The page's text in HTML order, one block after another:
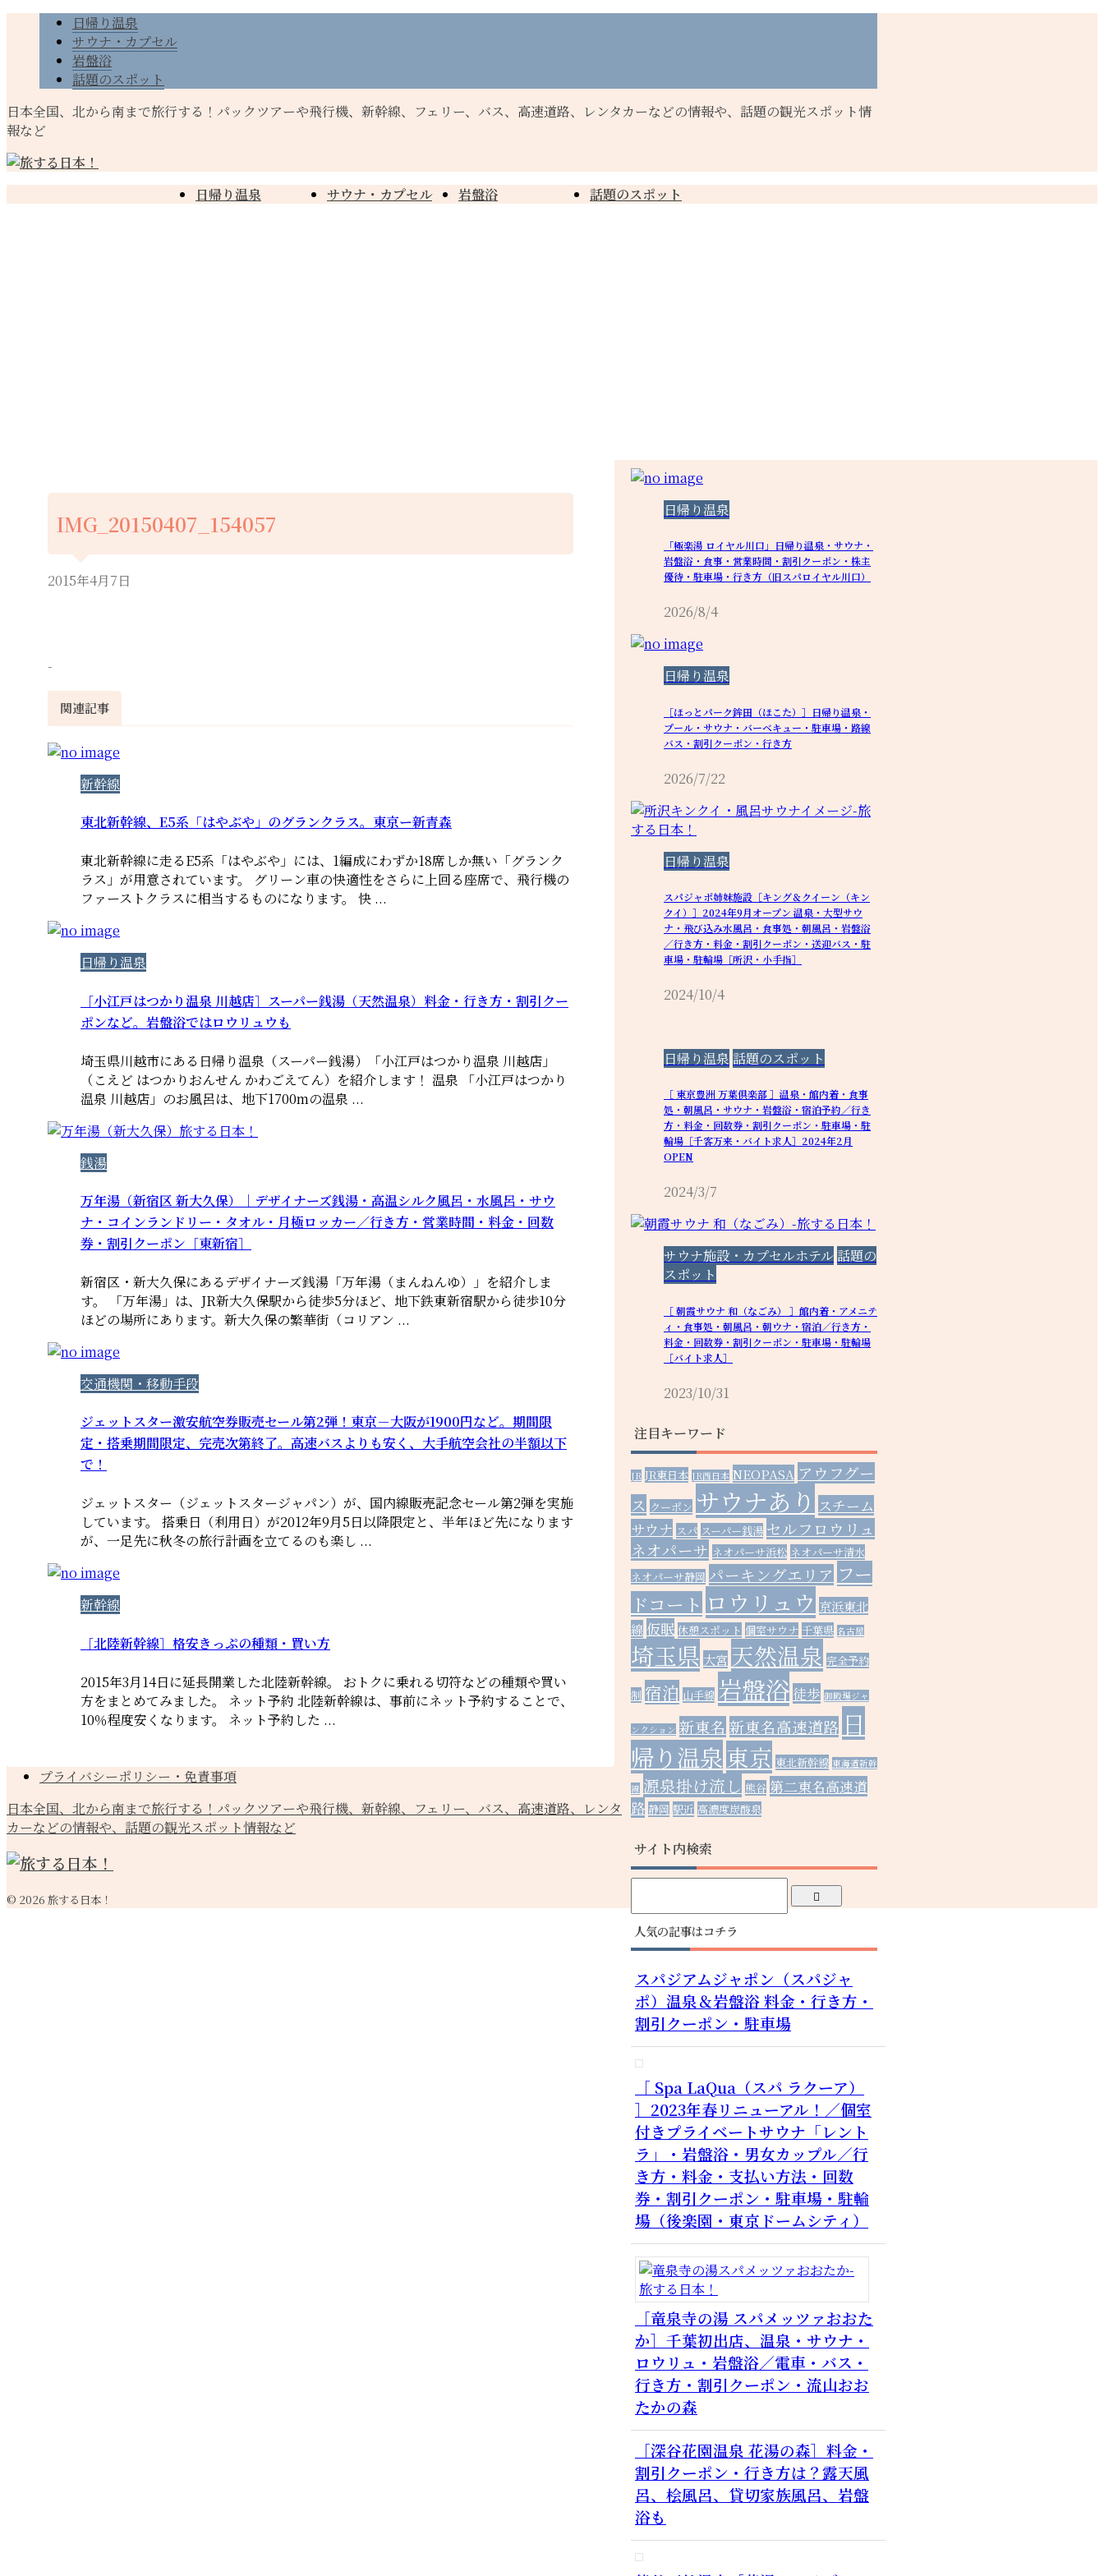
日帰り温泉
サウナ・カプセル
岩盤浴
話題のスポット
日本全国、北から南まで旅行する！パックツアーや飛行機、新幹線、フェリー、バス、高速道路、レンタカーなどの情報や、話題の観光スポット情
報など
日帰り温泉 サウナ・カプセル 岩盤浴 話題のスポット
IMG_20150407_154057
2015年4月7日
-
関連記事
新幹線
東北新幹線、E5系「はやぶや」のグランクラス。東京ー新青森
東北新幹線に走るE5系「はやぶや」には、1編成にわずか18席しか無い「グランク
ラス」が用意されています。 グリーン車の快適性をさらに上回る座席で、飛行機の
ファーストクラスに相当するものになります。 快 ...
日帰り温泉
［小江戸はつかり温泉 川越店］スーパー銭湯（天然温泉）料金・行き方・割引クー
ポンなど。岩盤浴ではロウリュウも
埼玉県川越市にある日帰り温泉（スーパー銭湯）「小江戸はつかり温泉 川越店」
（こえど はつかりおんせん かわごえてん）を紹介します！ 温泉 「小江戸はつかり
温泉 川越店」のお風呂は、地下1700mの温泉 ...
銭湯
万年湯（新宿区 新大久保）｜デザイナーズ銭湯・高温シルク風呂・水風呂・サウ
ナ・コインランドリー・タオル・月極ロッカー／行き方・営業時間・料金・回数
券・割引クーポン［東新宿］
新宿区・新大久保にあるデザイナーズ銭湯「万年湯（まんねんゆ）」を紹介しま
す。 「万年湯」は、JR新大久保駅から徒歩5分ほど、地下鉄東新宿駅から徒歩10分
ほどの場所にあります。新大久保の繁華街（コリアン ...
交通機関・移動手段
ジェットスター激安航空券販売セール第2弾！東京－大阪が1900円など。期間限
定・搭乗期間限定、完売次第終了。高速バスよりも安く、大手航空会社の半額以下
で！
ジェットスター（ジェットスタージャパン）が、国内線販売記念セール第2弾を実施
しています。 搭乗日（利用日）が2012年9月5日以降限定と、半年ほど先になります
が、一足先に秋冬の旅行計画を立てるのも楽し ...
新幹線
［北陸新幹線］格安きっぷの種類・買い方
2015年3月14日に延長開業した北陸新幹線。 おトクに乗れる切符などの種類や買い
方をまとめてみました。 ネット予約 北陸新幹線は、事前にネット予約することで、
10％程度安くなります。 ネット予約した ...
日帰り温泉
「極楽湯 ロイヤル川口」日帰り温泉・サウナ・
岩盤浴・食事・営業時間・割引クーポン・株主
優待・駐車場・行き方（旧スパロイヤル川口）
2026/8/4
日帰り温泉
［ほっとパーク鉾田（ほこた）］日帰り温泉・
プール・サウナ・バーベキュー・駐車場・路線
バス・割引クーポン・行き方
2026/7/22
日帰り温泉
スパジャポ姉妹施設［キング＆クイーン（キン
クイ）］2024年9月オープン 温泉・大型サウ
ナ・飛び込み水風呂・食事処・朝風呂・岩盤浴
／行き方・料金・割引クーポン・送迎バス・駐
車場・駐輪場［所沢・小手指］
2024/10/4
日帰り温泉 話題のスポット
［ 東京豊洲 万葉倶楽部 ］温泉・館内着・食事
処・朝風呂・サウナ・岩盤浴・宿泊予約／行き
方・料金・回数券・割引クーポン・駐車場・駐
輪場［千客万来・バイト求人］2024年2月
OPEN
2024/3/7
サウナ施設・カプセルホテル 話題の
スポット
［ 朝霞サウナ 和（なごみ） ］館内着・アメニテ
ィ・食事処・朝風呂・朝ウナ・宿泊／行き方・
料金・回数券・割引クーポン・駐車場・駐輪場
［バイト求人］
2023/10/31
注目キーワード
JR JR東日本 JR西日本 NEOPASA アウフグー
ス クーポン サウナあり スチーム
サウナ スパ スーパー銭湯 セルフロウリュ
ネオパーサ ネオパーサ浜松 ネオパーサ清水
ネオパーサ静岡 パーキングエリア フー
ドコート ロウリュウ 京浜東北
線 仮眠 休憩スポット 個室サウナ 千葉県 名古屋
埼玉県 大宮 天然温泉 完全予約
制 宿泊 山手線 岩盤浴 徒歩 御殿場ジャ
ンクション 新東名 新東名高速道路 日
帰り温泉東京 東北新幹線 東海道新幹
線 源泉掛け流し 熊谷 第二東名高速道
路 静岡 駅近 高濃度炭酸泉
サイト内検索
人気の記事はコチラ
スパジアムジャポン（スパジャ
ポ）温泉＆岩盤浴 料金・行き方・
割引クーポン・駐車場
［ Spa LaQua（スパ ラクーア）
］2023年春リニューアル！／個室
付きプライベートサウナ「レント
ラ」・岩盤浴・男女カップル／行
き方・料金・支払い方法・回数
券・割引クーポン・駐車場・駐輪
場（後楽園・東京ドームシティ）
［竜泉寺の湯 スパメッツァおおた
か］千葉初出店、温泉・サウナ・
ロウリュ・岩盤浴／電車・バス・
行き方・割引クーポン・流山おお
たかの森
［深谷花園温泉 花湯の森］料金・
割引クーポン・行き方は？露天風
呂、桧風呂、貸切家族風呂、岩盤
浴も
プライバシーポリシー・免責事項
日本全国、北から南まで旅行する！パックツアーや飛行機、新幹線、フェリー、バス、高速道路、レンタ
カーなどの情報や、話題の観光スポット情報など
© 2026 旅する日本！